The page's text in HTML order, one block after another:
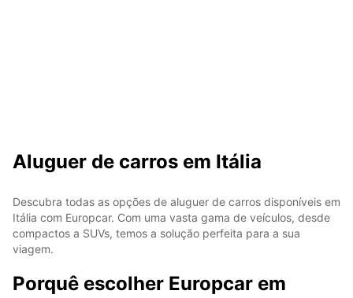
Aluguer de carros em Itália
Descubra todas as opções de aluguer de carros disponíveis em
Itália com Europcar. Com uma vasta gama de veículos, desde
compactos a SUVs, temos a solução perfeita para a sua
viagem.
Porquê escolher Europcar em